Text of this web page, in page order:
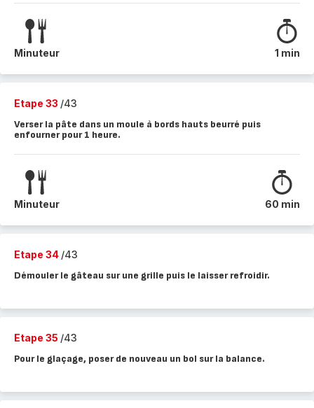
Minuteur 1 min
Etape 33 /43
Verser la pâte dans un moule à bords hauts beurré puis
enfourner pour 1 heure.
Minuteur 60 min
Etape 34 /43
Démouler le gâteau sur une grille puis le laisser refroidir.
Etape 35 /43
Pour le glaçage, poser de nouveau un bol sur la balance.